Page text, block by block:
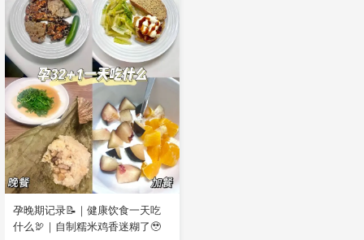
孕晚期记录📝｜健康饮食一天吃
什么🦃｜自制糯米鸡香迷糊了🥹